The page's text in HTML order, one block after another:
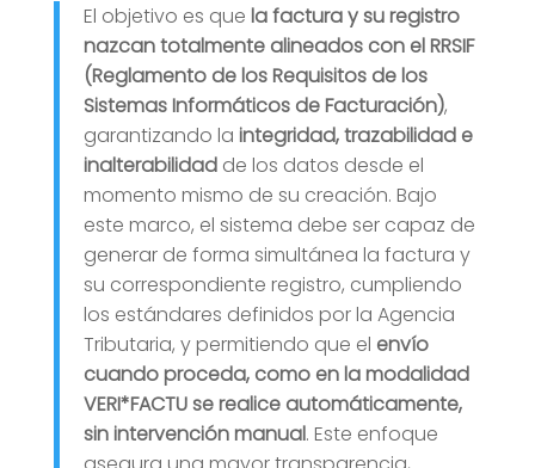
El objetivo es que la factura y su registro
nazcan totalmente alineados con el RRSIF
(Reglamento de los Requisitos de los
Sistemas Informáticos de Facturación),
garantizando la integridad, trazabilidad e
inalterabilidadde los datos desde el
momento mismo de su creación. Bajo
este marco, el sistema debe ser capaz de
generar de forma simultánea la factura y
su correspondiente registro, cumpliendo
los estándares definidos por la Agencia
Tributaria, y permitiendo que el envío
cuando proceda, como en la modalidad
VERI*FACTU se realice automáticamente,
sin intervención manual. Este enfoque